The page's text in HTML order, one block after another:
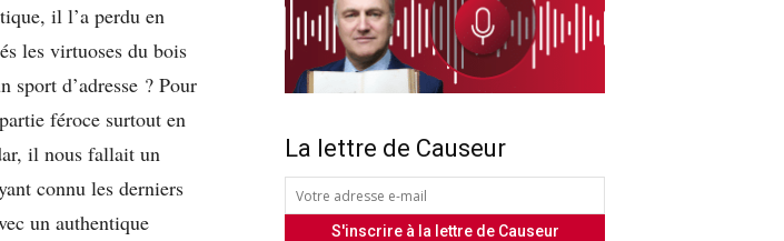
il l’a perdu en
les virtuoses du bois
sport d’adresse ? Pour
féroce surtout en
il nous fallait un
connu les derniers
un authentique
La lettre de Causeur